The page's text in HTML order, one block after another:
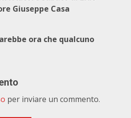
Giuseppe Casa
ora che qualcuno
per inviare un commento.